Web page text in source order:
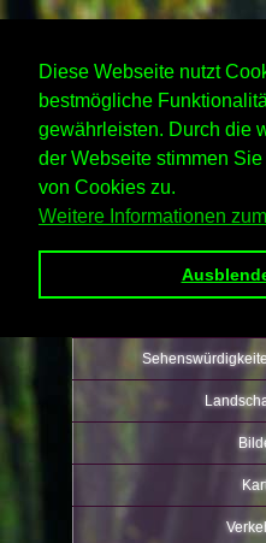
Diese Webseite nutzt
bestmögliche
gewährleisten. Durch die
der Webseite stimmen
von Cookies zu.
Weitere Informationen
Hennersbach